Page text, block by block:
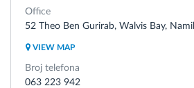
Kalkulator uštede
Office
52 Theo Ben Gurirab, Walvis Bay,
VIEW MAP
Broj telefona
063 223 942